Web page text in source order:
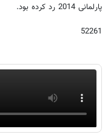
پارلمانی 2014 رد کرده بود.
52261